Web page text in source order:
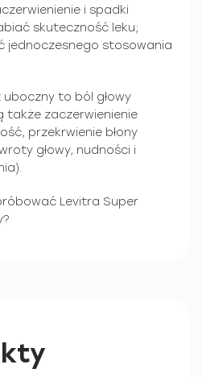
i spadki
skuteczność leku;
jednoczesnego stosowania
to ból głowy
także zaczerwienienie
przekrwienie błony
głowy, nudności i
Levitra Super